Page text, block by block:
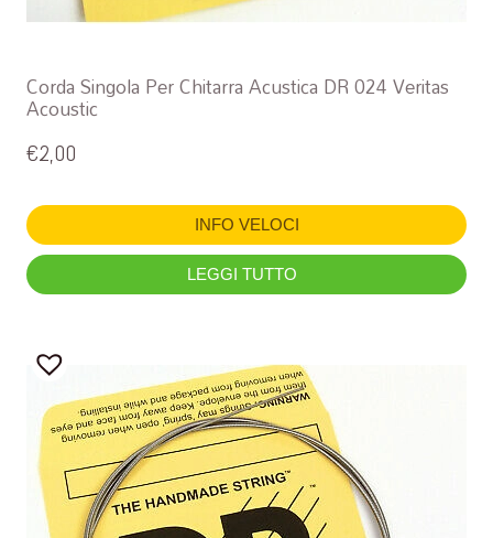
Corda Singola Per Chitarra Acustica DR 024 Veritas
Acoustic
€2,00
INFO VELOCI
LEGGI TUTTO